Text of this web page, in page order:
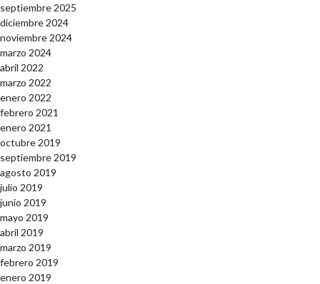
septiembre 2025
diciembre 2024
noviembre 2024
marzo 2024
abril 2022
marzo 2022
enero 2022
febrero 2021
enero 2021
octubre 2019
septiembre 2019
agosto 2019
julio 2019
junio 2019
mayo 2019
abril 2019
marzo 2019
febrero 2019
enero 2019